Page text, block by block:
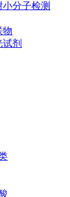
小分子检测
物
剂